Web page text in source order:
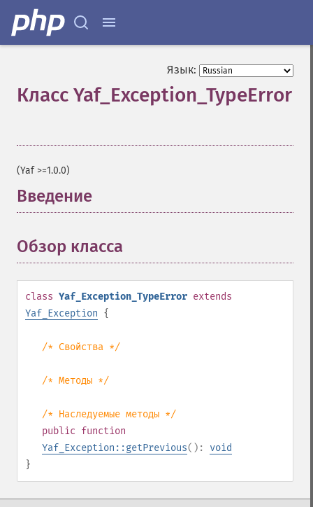
Язык:
Класс Yaf_Exception_TypeError
(Yaf >=1.0.0)
Введение
Обзор класса
class Yaf_Exception_TypeError extends
Yaf_Exception {
/* Свойства */
/* Методы */
/* Наследуемые методы */
public function
Yaf_Exception::getPrevious(): void
}